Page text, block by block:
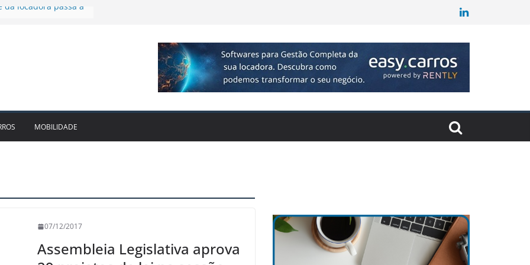
parceria para
leva Localiza
ao Sul
dois anos ganham
MOBILIDADE
07/12/2017
Assembleia Legislativa aprova